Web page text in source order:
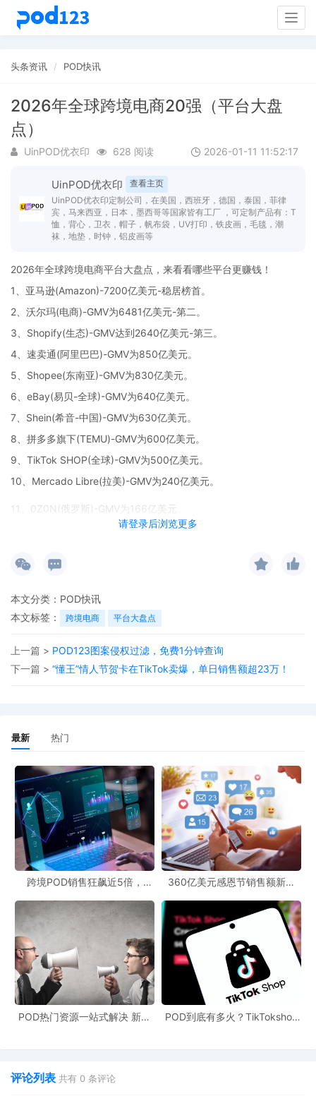
头条资讯 POD快讯
2026年全球跨境电商20强（平台大盘
点）
UinPOD优衣印 628 阅读 2026-01-11 11:52:17
UinPOD优衣印
查看主页
UinPOD优衣印定制公司，在美国，西班牙，德国，泰国，菲律
宾，马来西亚，日本，墨西哥等国家皆有工厂 ，可定制产品有：T
恤，背心，卫衣，帽子，帆布袋，UV打印，铁皮画，毛毯，潮
袜，地垫，时钟，铝皮画等
请登录后浏览更多
2026年全球跨境电商平台大盘点，来看看哪些平台更赚钱！
1、亚马逊(Amazon)-7200亿美元-稳居榜首。
2、沃尔玛(电商)-GMV为6481亿美元-第二。
3、Shopify(生态)-GMV达到2640亿美元-第三。
4、速卖通(阿里巴巴)-GMV为850亿美元。
5、Shopee(东南亚)-GMV为830亿美元。
6、eBay(易贝-全球)-GMV为640亿美元。
7、Shein(希音-中国)-GMV为630亿美元。
8、拼多多旗下(TEMU)-GMV为600亿美元。
9、TikTok SHOP(全球)-GMV为500亿美元。
10、Mercado Libre(拉美)-GMV为240亿美元。
11、0Z0N(俄罗斯)-GMV为166亿美元。
12、Lazada(东南亚)-GMV为150亿美元。
14、Etsy(北美)-GMV为130亿美元。
15、Wayfair(美、欧)-GMV为121亿美元。
16、Zalando(欧洲)-GMV为79.46亿美元。
18、Coupang(韩国)-GMV为74.5亿美元。
19、Otto(德国)-GMV为70亿美元。
花工厂赶紧看过来。
球，已在美国，西班牙、德国、泰国、菲律宾、马来西亚、日本、
墨西哥等多个国家本地布局印花工厂，仅美国工厂，已累计发货单
量超1000万单，日产能达2-3万单以上，支持一件定制一件代发，
确保产品品质和48小时交货速度，为卖家提供高品质POD柔性定制
服务。
本文分类： POD快讯
本文标签：
跨境电商 平台大盘点
上一篇 > POD123图案侵权过滤，免费1分钟查询
下一篇 > “懂王”情人节贺卡在TikTok卖爆，单日销售额超23万！
最新 热门
跨境POD销售狂飙近5倍，
360亿美元感恩节销售额新纪
新风潮！
POD热门资源一站式解决 新手
POD到底有多火？TikTokshop
评论列表 共有 0 条评论